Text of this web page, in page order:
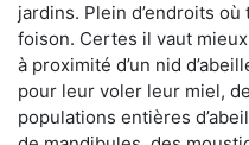
jardins. Plein d’endroits
foison. Certes il vaut
à proximité d’un nid
pour leur voler leur miel,
populations entières